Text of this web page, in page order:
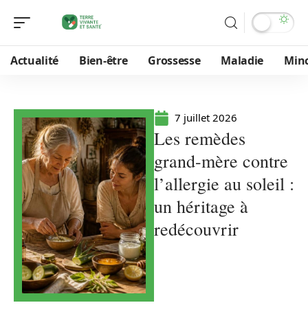
Actualité Bien-être Grossesse Maladie
7 juillet 2026
Les remèdes
grand-mère contre
l’allergie au soleil :
un héritage à
redécouvrir